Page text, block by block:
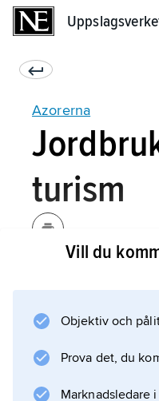
Azorerna
turism
med fiske.
människor.
Vill du
Objektiv och
Prova det, du
Marknadsledare